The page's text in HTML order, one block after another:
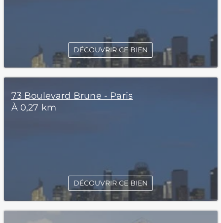
DÉCOUVRIR CE BIEN
73 Boulevard Brune - Paris
À 0,27 km
DÉCOUVRIR CE BIEN